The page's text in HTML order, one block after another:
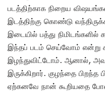
படத்திற்காக நிறைய
இடத்திற்கு கொண்டு
இடையில் பத்து
இந்தப் படம் செய்வோம் என்று
இழந்துவிட்டோம். ஆனால்,
இருக்கிறார். குழந்தை பிறந்த
ஏற்கனவே நான் கூறியதை